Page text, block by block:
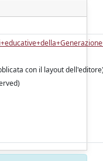
con il layout